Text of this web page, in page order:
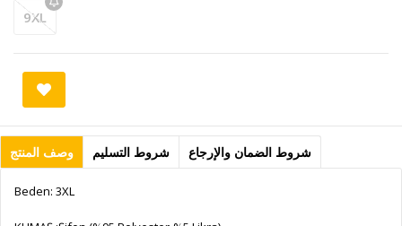
9XL
وصف المنتج شروط التسليم شروط الضمان والإرجاع
Beden: 3XL